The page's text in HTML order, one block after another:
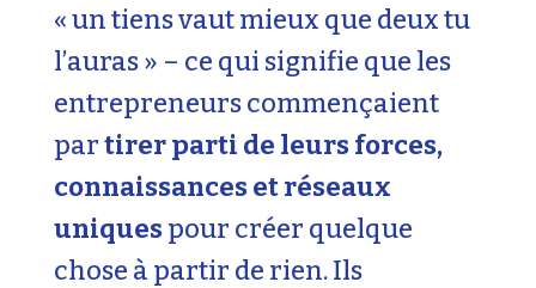
« un tiens vaut mieux que deux tu
l’auras » – ce qui signifie que les
entrepreneurs commençaient
partirer parti de leurs forces,
connaissances et réseaux
uniquespour créer quelque
chose à partir de rien. Ils